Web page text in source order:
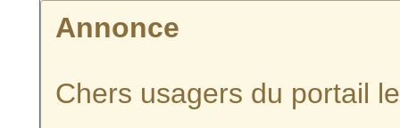
Annonce
Chers usagers du portail